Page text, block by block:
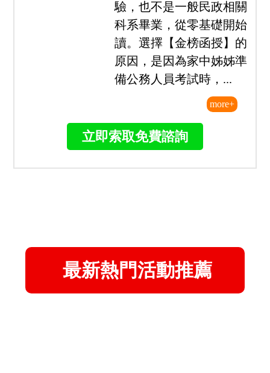
113原住民族特考四等一般民政心得-田
○祥(9個月考取)
當時剛從澳洲打工度假回
國，回國後的工作其實也
都做不久，就思考著有什
麼工作能帶來生活穩定及
良好的福利待遇，身邊朋
友都說可以試試考公務
開始準備，無任何工作經
驗，也不是一般民政相關
科系畢業，從零基礎開始